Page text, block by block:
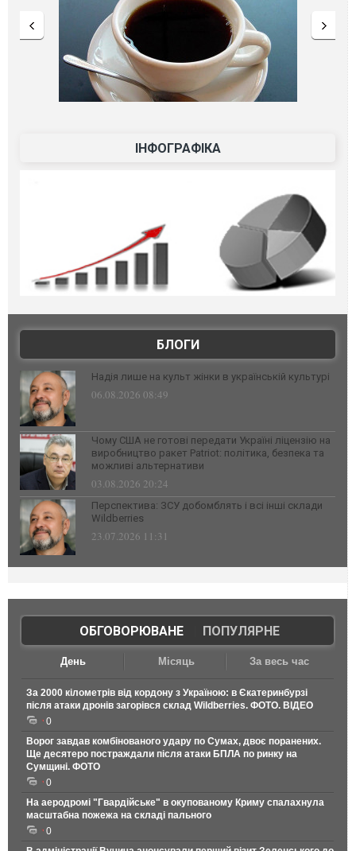
ІНФОГРАФІКА
БЛОГИ
Надія лише на культ жінки в українській культурі
06.08.2026 08:49
Чому США не готові передати Україні ліцензію на
виробництво ракет Patriot: політика, безпека та
можливі альтернативи
03.08.2026 20:24
Перспектива: ЗСУ добомблять і всі інші склади
Wildberries
23.07.2026 11:31
ОБГОВОРЮВАНЕ| ПОПУЛЯРНЕ
День Місяць За весь час
За 2000 кілометрів від кордону з Україною: в Єкатеринбурзі
після атаки дронів загорівся склад Wildberries. ФОТО. ВІДЕО
0
Ворог завдав комбінованого удару по Сумах, двоє поранених.
Ще десятеро постраждали після атаки БПЛА по ринку на
Сумщині. ФОТО
0
На аеродромі "Гвардійське" в окупованому Криму спалахнула
масштабна пожежа на складі пального
0